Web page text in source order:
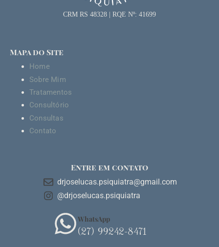
CRM RS 48328 | RQE Nº: 41699
Mapa do Site
Home
Sobre Mim
Tratamentos
Consultório
Consultas
Contato
Entre em contato
drjoselucas.psiquiatra@gmail.com
@drjoselucas.psiquiatra
WhatsApp
(27) 99242-8471